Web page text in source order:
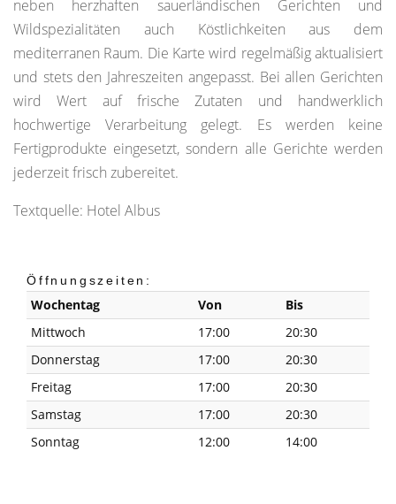
neben herzhaften sauerländischen Gerichten und
Wildspezialitäten auch Köstlichkeiten aus dem
mediterranen Raum. Die Karte wird regelmäßig aktualisiert
und stets den Jahreszeiten angepasst. Bei allen Gerichten
wird Wert auf frische Zutaten und handwerklich
hochwertige Verarbeitung gelegt. Es werden keine
Fertigprodukte eingesetzt, sondern alle Gerichte werden
jederzeit frisch zubereitet.
Textquelle: Hotel Albus
Öffnungszeiten:
Wochentag Von
Bis
Mittwoch
17:00
20:30
Donnerstag
17:00
20:30
Freitag
17:00
20:30
Samstag
17:00
20:30
Sonntag
12:00 14:00